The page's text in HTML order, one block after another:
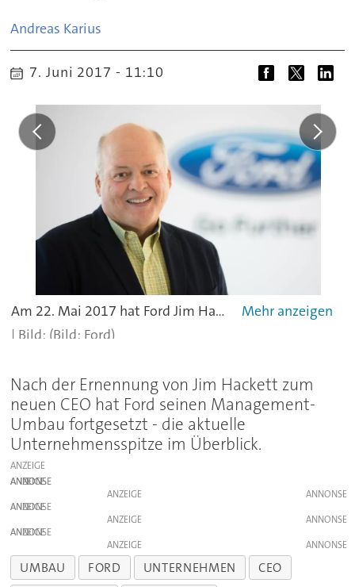
Andreas Karius
7. Juni 2017 - 11:10
Am 22. Mai 2017 hat Ford Jim Hackett zum neuen CEO ernannt, der damit Mark Fields an der Spitze ablöst.
(Bild: Ford)
Nach der Ernennung von Jim Hackett zum
neuen CEO hat Ford seinen Management-
Umbau fortgesetzt - die aktuelle
Unternehmensspitze im Überblick.
ANZEIGE
ANZEIGE
ANZEIGE
ANZEIGE
ANZEIGE
ANZEIGE
ANZEIGE
UMBAU FORD UNTERNEHMEN
CEO